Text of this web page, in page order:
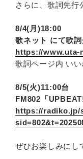
さらに、歌詞先行
8/4(月)18:00
歌ネット にて歌詞
https://www.uta-
歌詞ページ内 い
8/5(火)11:00台
FM802「
https://radiko.jp/
ぜひお楽しみにし